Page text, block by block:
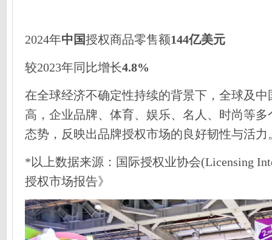
2024年中国授权商品零售额144亿美元
较2023年同比增长4.8%
在全球经济不确定性持续的背景下，全球及
高，企业品牌、体育、娱乐、名人、时尚等
态势，反映出品牌授权市场的良好韧性与活力
*以上数据来源：国际授权业协会(Licensing
授权市场报告》